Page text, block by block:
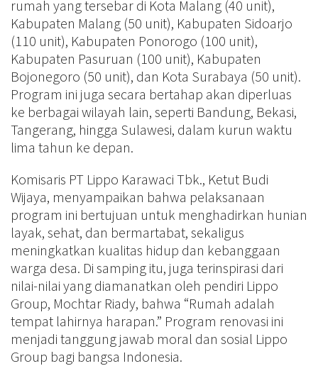
rumah yang tersebar di Kota Malang (40 unit),
Kabupaten Malang (50 unit), Kabupaten Sidoarjo
(110 unit), Kabupaten Ponorogo (100 unit),
Kabupaten Pasuruan (100 unit), Kabupaten
Bojonegoro (50 unit), dan Kota Surabaya (50 unit).
Program ini juga secara bertahap akan diperluas
ke berbagai wilayah lain, seperti Bandung, Bekasi,
Tangerang, hingga Sulawesi, dalam kurun waktu
lima tahun ke depan.
Komisaris PT Lippo Karawaci Tbk., Ketut Budi
Wijaya, menyampaikan bahwa pelaksanaan
program ini bertujuan untuk menghadirkan hunian
layak, sehat, dan bermartabat, sekaligus
meningkatkan kualitas hidup dan kebanggaan
warga desa. Di samping itu, juga terinspirasi dari
nilai-nilai yang diamanatkan oleh pendiri Lippo
Group, Mochtar Riady, bahwa “Rumah adalah
tempat lahirnya harapan.” Program renovasi ini
menjadi tanggung jawab moral dan sosial Lippo
Group bagi bangsa Indonesia.